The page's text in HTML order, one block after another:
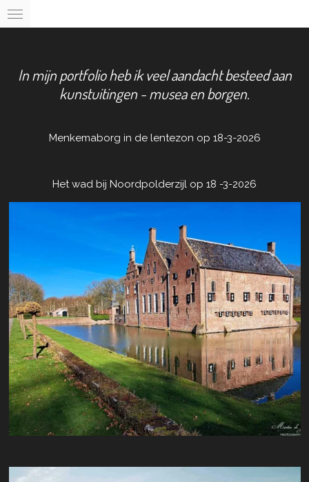
Ga
direct
hoofdinhoud
In mijn portfolio heb ik veel aandacht besteed aan
kunstuitingen - musea en borgen.
Menkemaborg in de lentezon op 18-3-2026
Het wad bij Noordpolderzijl op 18 -3-2026